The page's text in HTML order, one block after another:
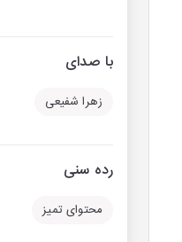
با صدای
زهرا شفیعی
رده سنی
محتوای تمیز